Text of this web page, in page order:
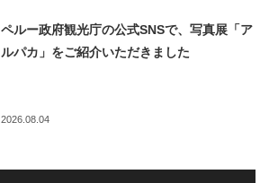
ペルー政府観光庁の公式SNSで、写真展「ア
ルパカ」をご紹介いただきました
2026.08.04